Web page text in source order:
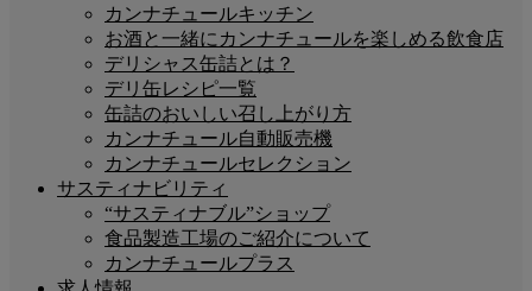
カンナチュールキッチン
お酒と一緒にカンナチュールを楽しめる飲食店
デリシャス缶詰とは？
デリ缶レシピ一覧
缶詰のおいしい召し上がり方
カンナチュール自動販売機
カンナチュールセレクション
サスティナビリティ
“サスティナブル”ショップ
食品製造工場のご紹介について
カンナチュールプラス